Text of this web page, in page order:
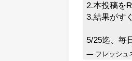
2.本投稿を
3.結果がす
5/25迄、毎
— フレッシュ